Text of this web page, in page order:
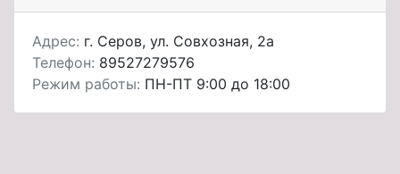
Адрес: г. Серов, ул. Совхозная, 2а
Телефон: 89527279576
Режим работы: ПН-ПТ 9:00 до 18:00